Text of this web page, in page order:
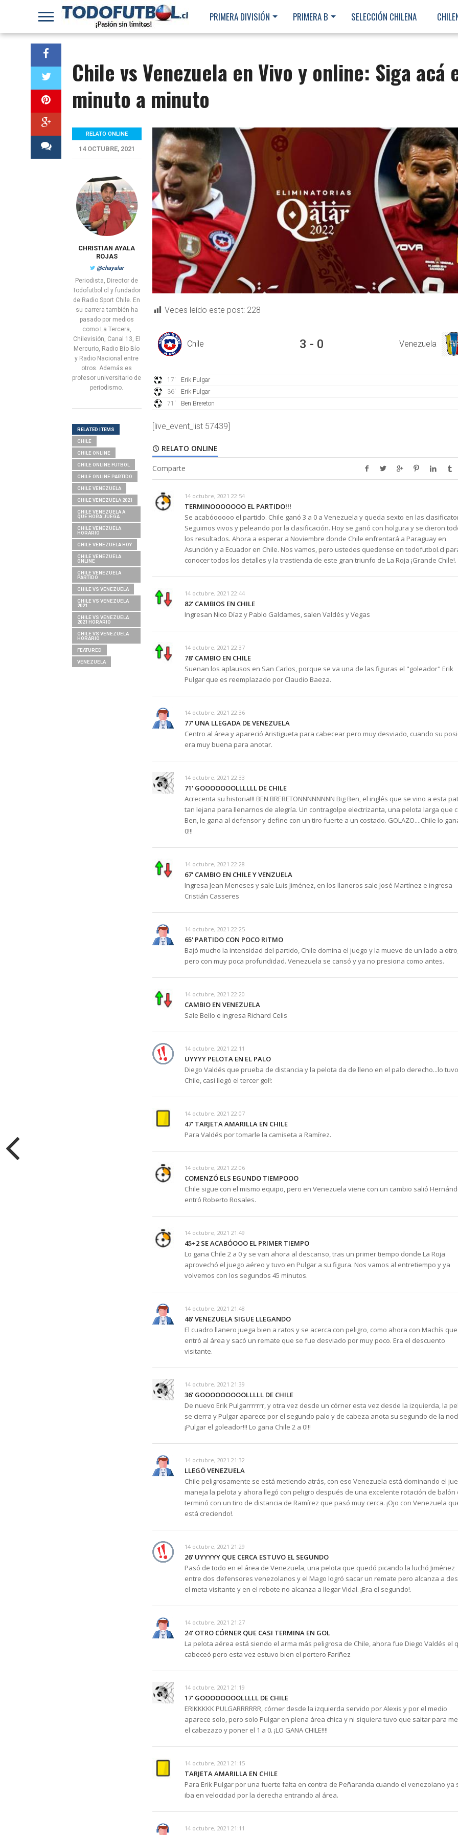
PRIMERA DIVISIÓN PRIMERA B SELECCIÓN CHILENA
Chile vs Venezuela en Vivo y online: Siga acá
minuto a minuto
Veces leído este post: 228
Chile 3 - 0 Venezuela
17'
Erik Pulgar
36'
Erik Pulgar
71'
Ben Brereton
[live_event_list 57439]
RELATO ONLINE
Comparte
14 octubre, 2021 22:54
TERMINOOOOOOO EL PARTIDO!!!
Se acabóooooo el partido. Chile ganó 3 a 0 a Venezuela y queda sexto en las
Seguimos vivos y peleando por la clasificación. Hoy se ganó con holgura y se dieron
los resultados. Ahora a esperar a Noviembre donde Chile enfrentará a Paraguay en
Asunción y a Ecuador en Chile. Nos vamos, pero ustedes quedense en todofutbol.cl
conocer todos los detalles y la trastienda de este gran triunfo de La Roja ¡Grande Chile!.
14 octubre, 2021 22:44
82' CAMBIOS EN CHILE
Ingresan Nico Díaz y Pablo Galdames, salen Valdés y Vegas
14 octubre, 2021 22:37
78' CAMBIO EN CHILE
Suenan los aplausos en San Carlos, porque se va una de las figuras el "goleador" Erik
Pulgar que es reemplazado por Claudio Baeza.
14 octubre, 2021 22:36
77' UNA LLEGADA DE VENEZUELA
Centro al área y apareció Aristigueta para cabecear pero muy desviado, cuando su
era muy buena para anotar.
14 octubre, 2021 22:33
71' GOOOOOOOLLLLLL DE CHILE
Acrecenta su historia!!! BEN BRERETONNNNNNNN Big Ben, el inglés que se vino a esta
tan lejana para llenarnos de alegría. Un contragolpe electrizanta, una pelota larga que
Ben, le gana al defensor y define con un tiro fuerte a un costado. GOLAZO....Chile lo
0!!!
14 octubre, 2021 22:28
67' CAMBIO EN CHILE Y VENZUELA
Ingresa Jean Meneses y sale Luis Jiménez, en los llaneros sale José Martínez e ingresa
Cristián Casseres
14 octubre, 2021 22:25
65' PARTIDO CON POCO RITMO
Bajó mucho la intensidad del partido, Chile domina el juego y la mueve de un lado a
pero con muy poca profundidad. Venezuela se cansó y ya no presiona como antes.
14 octubre, 2021 22:20
CAMBIO EN VENEZUELA
Sale Bello e ingresa Richard Celis
14 octubre, 2021 22:11
UYYYY PELOTA EN EL PALO
Diego Valdés que prueba de distancia y la pelota da de lleno en el palo derecho...lo
Chile, casi llegó el tercer gol!:
14 octubre, 2021 22:07
47' TARJETA AMARILLA EN CHILE
Para Valdés por tomarle la camiseta a Ramírez.
14 octubre, 2021 22:06
COMENZÓ ELS EGUNDO TIEMPOOO
Chile sigue con el mismo equipo, pero en Venezuela viene con un cambio salió
entró Roberto Rosales.
14 octubre, 2021 21:49
45+2 SE ACABÓOOO EL PRIMER TIEMPO
Lo gana Chile 2 a 0 y se van ahora al descanso, tras un primer tiempo donde La Roja
aprovechó el juego aéreo y tuvo en Pulgar a su figura. Nos vamos al entretiempo y ya
volvemos con los segundos 45 minutos.
14 octubre, 2021 21:48
46' VENEZUELA SIGUE LLEGANDO
El cuadro llanero juega bien a ratos y se acerca con peligro, como ahora con Machís que
entró al área y sacó un remate que se fue desviado por muy poco. Era el descuento
visitante.
14 octubre, 2021 21:39
36' GOOOOOOOOOLLLLL DE CHILE
De nuevo Erik Pulgarrrrrrr, y otra vez desde un córner esta vez desde la izquierda, la
se cierra y Pulgar aparece por el segundo palo y de cabeza anota su segundo de la
¡Pulgar el goleador!!! Lo gana Chile 2 a 0!!!
14 octubre, 2021 21:32
LLEGÖ VENEZUELA
Chile peligrosamente se está metiendo atrás, con eso Venezuela está dominando el
maneja la pelota y ahora llegó con peligro después de una excelente rotación de balón
terminó con un tiro de distancia de Ramírez que pasó muy cerca. ¡Ojo con Venezuela
está creciendo!.
14 octubre, 2021 21:29
26' UYYYYY QUE CERCA ESTUVO EL SEGUNDO
Pasó de todo en el área de Venezuela, una pelota que quedó picando la luchó Jiménez
entre dos defensores venezolanos y el Mago logró sacar un remate pero alcanza a
el meta visitante y en el rebote no alcanza a llegar Vidal. ¡Era el segundo!.
14 octubre, 2021 21:27
24' OTRO CÓRNER QUE CASI TERMINA EN GOL
La pelota aérea está siendo el arma más peligrosa de Chile, ahora fue Diego Valdés el
cabeceó pero esta vez estuvo bien el portero Fariñez
14 octubre, 2021 21:19
17' GOOOOOOOOLLLLL DE CHILE
ERIKKKKK PULGARRRRRR, córner desde la izquierda servido por Alexis y por el medio
aparece solo, pero solo Pulgar en plena área chica y ni siquiera tuvo que saltar para
el cabezazo y poner el 1 a 0. ¡LO GANA CHILE!!!!
14 octubre, 2021 21:15
TARJETA AMARILLA EN CHILE
Para Erik Pulgar por una fuerte falta en contra de Peñaranda cuando el venezolano ya
iba en velocidad por la derecha entrando al área.
14 octubre, 2021 21:11
RELATO ONLINE
14 OCTUBRE, 2021
CHRISTIAN AYALA
ROJAS
@chayalar
Periodista, Director de
Todofutbol.cl y fundador
de Radio Sport Chile. En
su carrera también ha
pasado por medios
como La Tercera,
Chilevisión, Canal 13, El
Mercurio, Radio Bío Bío
y Radio Nacional entre
otros. Además es
profesor universitario de
periodismo.
RELATED ITEMS
CHILE
CHILE ONLINE
CHILE ONLINE FUTBOL
CHILE ONLINE PARTIDO
CHILE VENEZUELA
CHILE VENEZUELA 2021
CHILE VENEZUELA A
QUE HORA JUEGA
CHILE VENEZUELA
HORARIO
CHILE VENEZUELA HOY
CHILE VENEZUELA
ONLINE
CHILE VENEZUELA
PARTIDO
CHILE VS VENEZUELA
CHILE VS VENEZUELA
2021
CHILE VS VENEZUELA
2021 HORARIO
CHILE VS VENEZUELA
HORARIO
FEATURED
VENEZUELA